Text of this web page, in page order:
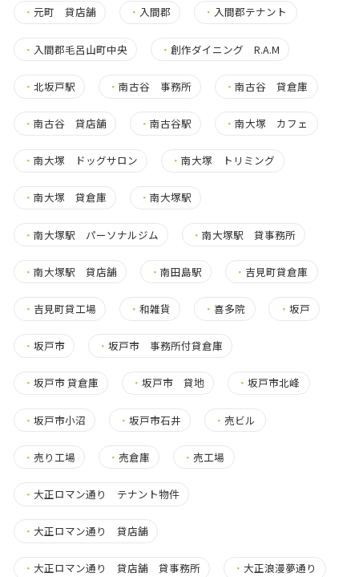
・ 元町 貸店舗 ・ 入間郡 ・ 入間郡テナント
・ 入間郡毛呂山町中央 ・創作ダイニング R.A.M
・ 北坂戸駅 ・南古谷 事務所 ・南古谷 貸倉庫
・ 南古谷 貸店舗 ・南古谷駅 ・南大塚 カフェ
・ 南大塚 ドッグサロン ・南大塚 トリミング
・ 南大塚 貸倉庫 ・南大塚駅
・ 南大塚駅 パーソナルジム ・南大塚駅 貸事務所
・ 南大塚駅 貸店舗 ・南田島駅 ・ 吉見町貸倉庫
・ 吉見町貸工場 ・和雑貨 ・喜多院 ・ 坂戸
・ 坂戸市 ・坂戸市 事務所付貸倉庫
・ 坂戸市 貸倉庫 ・坂戸市 貸地 ・坂戸市北峰
・ 坂戸市小沼 ・坂戸市石井 ・ 売ビル
・ 売り工場 ・ 売倉庫 ・ 売工場
・ 大正ロマン通り テナント物件
・ 大正ロマン通り 貸店舗
・ 大正ロマン通り 貸店舗 貸事務所 ・ 大正浪漫夢通り